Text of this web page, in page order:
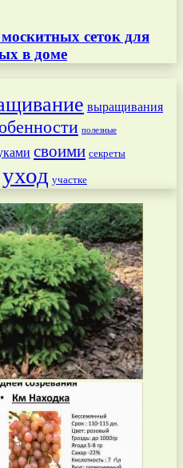
сеток для
в доме
выращивания
полезные
своими секреты
уход участке